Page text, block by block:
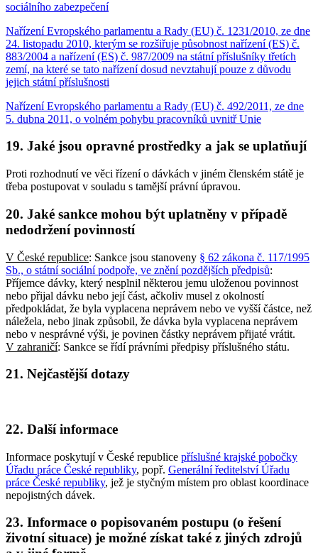
sociálního zabezpečení
Nařízení Evropského parlamentu a Rady (EU) č. 1231/2010, ze dne
24. listopadu 2010, kterým se rozšiřuje působnost nařízení (ES) č.
883/2004 a nařízení (ES) č. 987/2009 na státní příslušníky třetích
zemí, na které se tato nařízení dosud nevztahují pouze z důvodu
jejich státní příslušnosti
Nařízení Evropského parlamentu a Rady (EU) č. 492/2011, ze dne
5. dubna 2011, o volném pohybu pracovníků uvnitř Unie
19. Jaké jsou opravné prostředky a jak se uplatňují
Proti rozhodnutí ve věci řízení o dávkách v jiném členském státě je
třeba postupovat v souladu s tamější právní úpravou.
20. Jaké sankce mohou být uplatněny v případě
nedodržení povinností
V České republice: Sankce jsou stanoveny § 62 zákona č. 117/1995
Sb., o státní sociální podpoře, ve znění pozdějších předpisů:
Příjemce dávky, který nesplnil některou jemu uloženou povinnost
nebo přijal dávku nebo její část, ačkoliv musel z okolností
předpokládat, že byla vyplacena neprávem nebo ve vyšší částce, než
náležela, nebo jinak způsobil, že dávka byla vyplacena neprávem
nebo v nesprávné výši, je povinen částky neprávem přijaté vrátit.
V zahraničí: Sankce se řídí právními předpisy příslušného státu.
21. Nejčastější dotazy
22. Další informace
Informace poskytují v České republice příslušné krajské pobočky
Úřadu práce České republiky, popř. Generální ředitelství Úřadu
práce České republiky, jež je styčným místem pro oblast koordinace
nepojistných dávek.
23. Informace o popisovaném postupu (o řešení
životní situace) je možné získat také z jiných zdrojů